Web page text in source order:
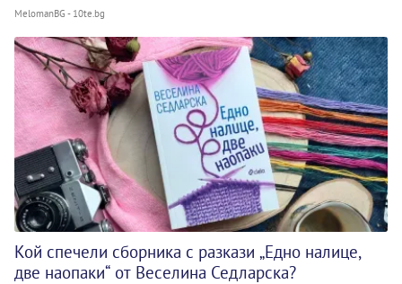
MelomanBG - 10te.bg
Кой спечели сборника с разкази „Едно налице,
две наопаки“ от Веселина Седларска?